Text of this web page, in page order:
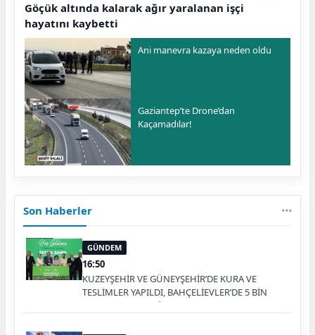
Göçük altında kalarak ağır yaralanan işçi
hayatını kaybetti
Ani manevra kazaya neden oldu
Gaziantep’te Drone’dan
Kaçamadılar!
Son Haberler
GÜNDEM
16:50
KUZEYŞEHİR VE GÜNEYŞEHİR’DE KURA VE
TESLİMLER YAPILDI, BAHÇELİEVLER’DE 5 BİN
KONUTUN TEMELİ ATILDI